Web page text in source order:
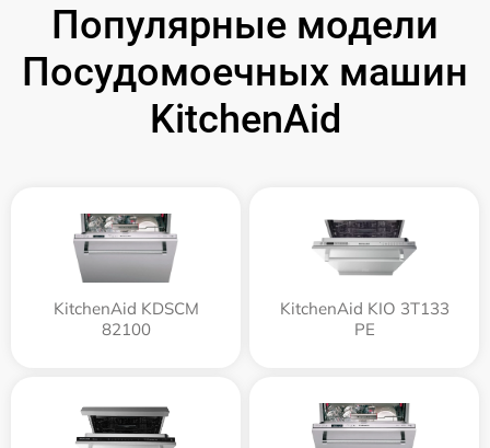
Популярные модели
Посудомоечных машин
KitchenAid
KitchenAid KDSCM
82100
KitchenAid KIO 3T133
PE